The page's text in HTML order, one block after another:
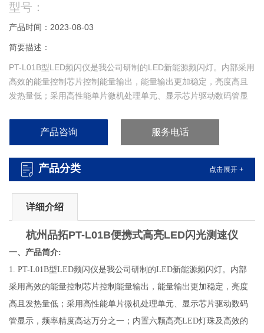
型号：
产品时间：2023-08-03
简要描述：
PT-L01B型LED频闪仪是我公司研制的LED新能源频闪灯。内部采用
高效的能量控制芯片控制能量输出，能量输出更加稳定，亮度高且
发热量低；采用高性能单片微机处理单元、显示芯片驱动数码管显
充电式）
产品咨询 服务电话
产品分类 点击展开 +
详细介绍
杭州品拓PT-L01B便携式高亮LED闪光测速仪
一、产品简介:
1. PT-L01B型LED频闪仪是我公司研制的LED新能源频闪灯。内部
采用高效的能量控制芯片控制能量输出，能量输出更加稳定，亮度
高且发热量低；采用高性能单片微机处理单元、显示芯片驱动数码
管显示，频率精度高达万分之一；内置六颗高亮LED灯珠及高效的